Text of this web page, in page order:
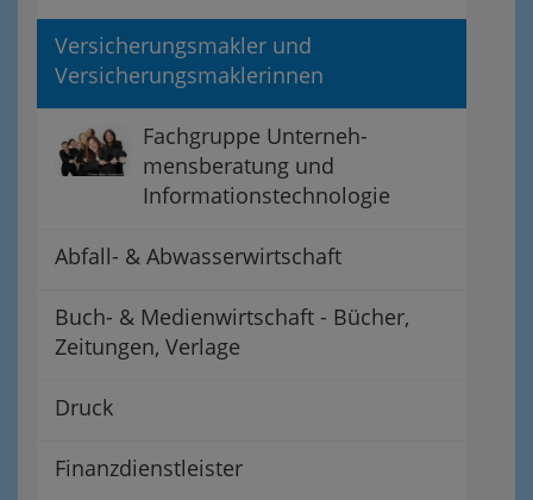
Versicherungsmakler und
Versicherungsmaklerinnen
Fachgruppe Unterneh-
mensberatung und
Informationstechnologie
Abfall- & Abwasserwirtschaft
Buch- & Medienwirtschaft - Bücher,
Zeitungen, Verlage
Druck
Finanzdienstleister